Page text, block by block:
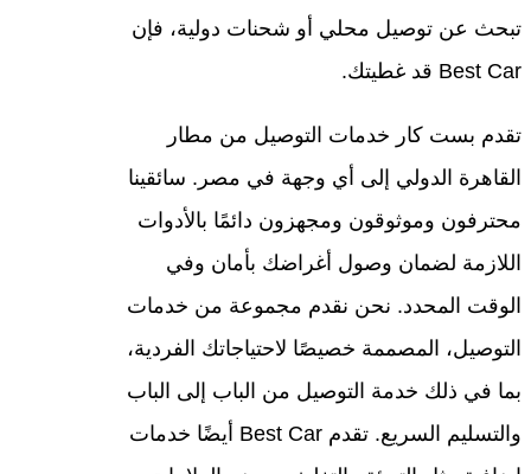
تبحث عن توصيل محلي أو شحنات دولية، فإن
Best Car قد غطيتك.
تقدم بست كار خدمات التوصيل من مطار
القاهرة الدولي إلى أي وجهة في مصر. سائقينا
محترفون وموثوقون ومجهزون دائمًا بالأدوات
اللازمة لضمان وصول أغراضك بأمان وفي
الوقت المحدد. نحن نقدم مجموعة من خدمات
التوصيل، المصممة خصيصًا لاحتياجاتك الفردية،
بما في ذلك خدمة التوصيل من الباب إلى الباب
والتسليم السريع. تقدم Best Car أيضًا خدمات